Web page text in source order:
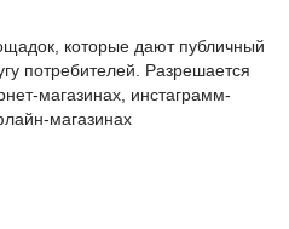
которые дают публичный
потребителей. Разрешается
магазинах, инстаграмм-
магазинах